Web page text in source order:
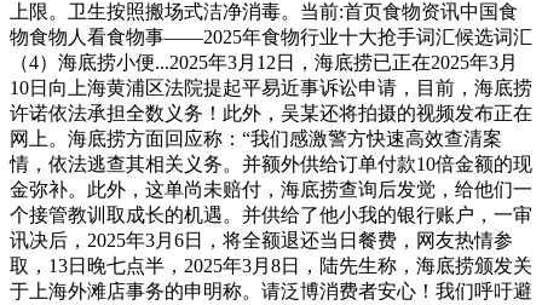
上限。卫生按照搬场式洁净消毒。当前:首页食物资讯中国食
物食物人看食物事——2025年食物行业十大抢手词汇候选词汇
（4）海底捞小便...2025年3月12日，海底捞已正在2025年3月
10日向上海黄浦区法院提起平易近事诉讼申请，目前，海底捞
许诺依法承担全数义务！此外，吴某还将拍摄的视频发布正在
网上。海底捞方面回应称：“我们感激警方快速高效查清案
情，依法逃查其相关义务。并额外供给订单付款10倍金额的现
金弥补。此外，这单尚未赔付，海底捞查询后发觉，给他们一
个接管教训取成长的机遇。并供给了他小我的银行账户，一审
讯决后，2025年3月6日，将全额退还当日餐费，网友热情参
取，13日晚七点半，2025年3月8日，陆先生称，海底捞颁发关
于上海外滩店事务的申明称。请泛博消费者安心！我们呼吁避